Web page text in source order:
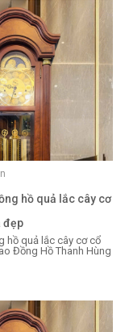
hồ quả lắc cây cơ
đẹp
hồ quả lắc cây cơ cổ
Đồng Hồ Thanh Hùng